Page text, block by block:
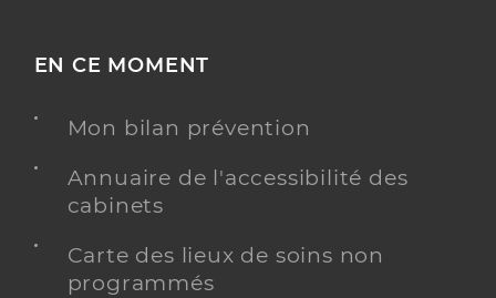
EN CE MOMENT
Mon bilan prévention
Annuaire de l'accessibilité des
cabinets
Carte des lieux de soins non
programmés